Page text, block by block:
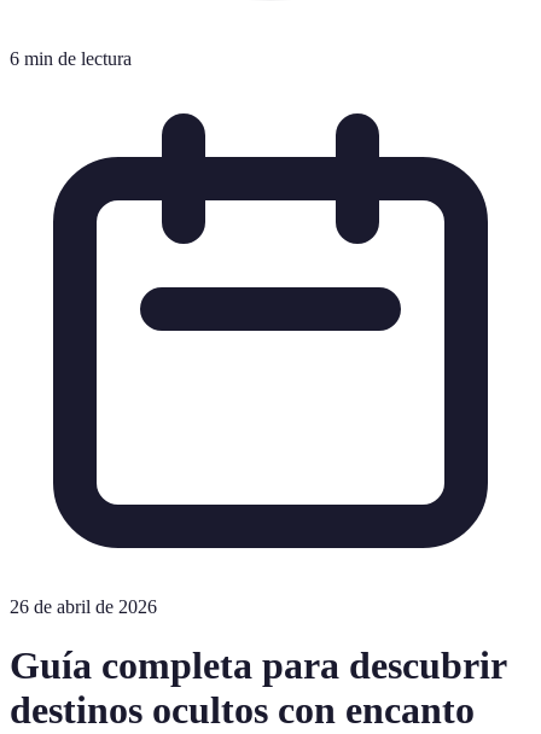
6 min de lectura
26 de abril de 2026
Guía completa para descubrir
destinos ocultos con encanto